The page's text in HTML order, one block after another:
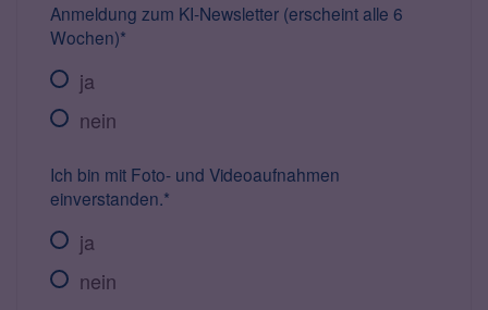
Anmeldung zum KI-Newsletter (erscheint alle 6
Wochen)*
ja
nein
Ich bin mit Foto- und Videoaufnahmen
einverstanden.*
ja
nein